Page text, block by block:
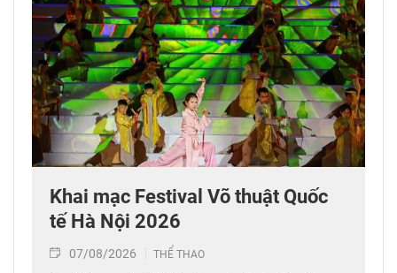
Khai mạc Festival Võ thuật Quốc
tế Hà Nội 2026
07/08/2026 THỂ THAO